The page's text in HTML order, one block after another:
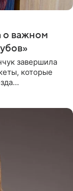
о важном
завершила
которые